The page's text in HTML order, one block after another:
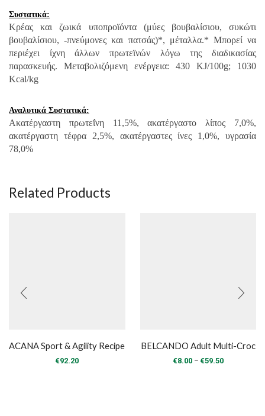
Συστατικά:
Κρέας και ζωικά υποπροϊόντα (μύες βουβαλίσιου, συκώτι
βουβαλίσιου, -πνεύμονες και πατσάς)*, μέταλλα.* Μπορεί να
περιέχει ίχνη άλλων πρωτεϊνών λόγω της διαδικασίας
παρασκευής. Μεταβολιζόμενη ενέργεια: 430 KJ/100g; 1030
Kcal/kg
Αναλυτικά Συστατικά:
Ακατέργαστη πρωτεΐνη 11,5%, ακατέργαστο λίπος 7,0%,
ακατέργαστη τέφρα 2,5%, ακατέργαστες ίνες 1,0%, υγρασία
78,0%
Related Products
ACANA Sport & Agility Recipe
€92.20
BELCANDO Adult Multi-Croc
€8.00 – €59.50Price